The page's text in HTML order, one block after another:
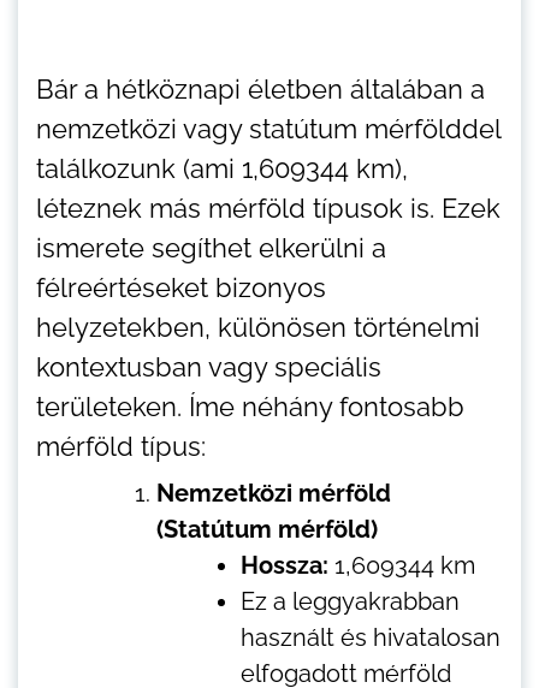
Bár a hétköznapi életben általában a
nemzetközi vagy statútum mérfölddel
találkozunk (ami 1,609344 km),
léteznek más mérföld típusok is. Ezek
ismerete segíthet elkerülni a
félreértéseket bizonyos
helyzetekben, különösen történelmi
kontextusban vagy speciális
területeken. Íme néhány fontosabb
mérföld típus:
Nemzetközi mérföld
(Statútum mérföld)
Hossza: 1,609344 km
Ez a leggyakrabban
használt és hivatalosan
elfogadott mérföld